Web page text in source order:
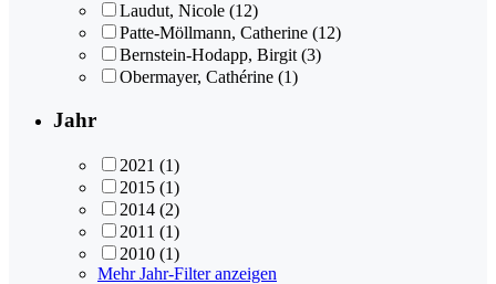
Laudut, Nicole (12)
Patte-Möllmann, Catherine (12)
Bernstein-Hodapp, Birgit (3)
Obermayer, Cathérine (1)
Jahr
2021 (1)
2015 (1)
2014 (2)
2011 (1)
2010 (1)
Mehr Jahr-Filter anzeigen